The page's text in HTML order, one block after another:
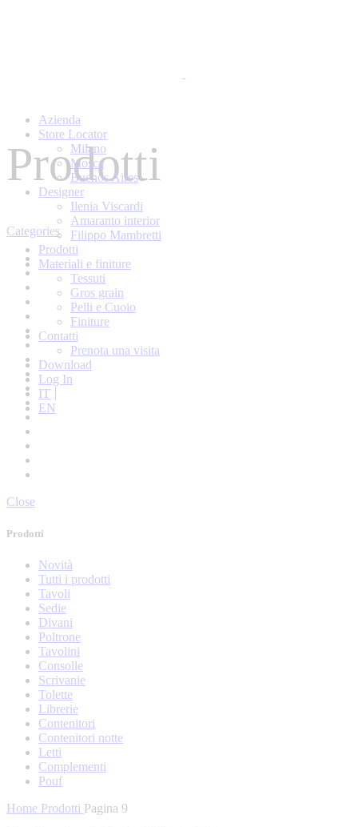
Azienda
Store Locator
Milano
Mosca
Buenos Aires
Designer
Ilenia Viscardi
Amaranto interior
Filippo Mambretti
Prodotti
Materiali e finiture
Tessuti
Gros grain
Pelli e Cuoio
Finiture
Contatti
Prenota una visita
Download
Log In
IT
EN
Prodotti
Categories
All
Complementi
Consolle
Contenitori
Contenitori Notte
Divani
Librerie
Novità
Poltrone
Pouf
Close
Prodotti
Novità
Tutti i prodotti
Tavoli
Sedie
Divani
Poltrone
Tavolini
Consolle
Scrivanie
Tolette
Librerie
Contenitori
Contenitori notte
Letti
Complementi
Pouf
Home Prodotti Pagina 9